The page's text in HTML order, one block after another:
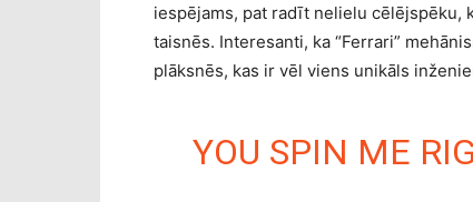
iespējams, pat radīt nelielu cēlējspēku,
taisnēs. Interesanti, ka “Ferrari”
plāksnēs, kas ir vēl viens unikāls
YOU SPIN ME